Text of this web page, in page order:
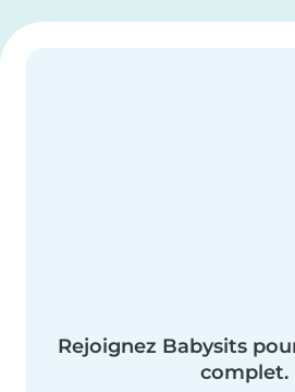
Rejoignez Babysits
complet.